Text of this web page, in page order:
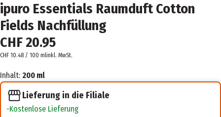
ipuro Essentials Raumduft Cotton
Fields Nachfüllung
CHF 20.95
CHF 10.48 / 100 mlinkl. MwSt.
Inhalt: 200 ml
Lieferung in die Filiale
Kostenlose Lieferung